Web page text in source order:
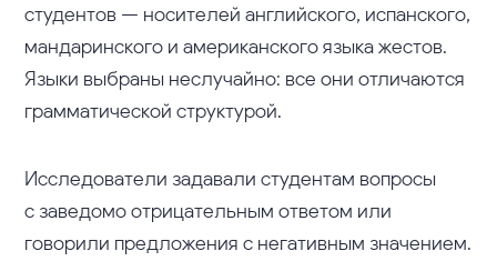
студентов — носителей английского, испанского,
мандаринского и американского языка жестов.
Языки выбраны неслучайно: все они отличаются
грамматической структурой.
Исследователи задавали студентам вопросы
с заведомо отрицательным ответом или
говорили предложения с негативным значением.